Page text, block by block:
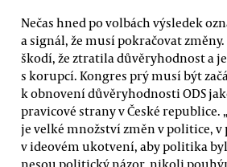
Nečas hned po volbách výsledek
a signál, že musí pokračovat
škodí, že ztratila důvěryhodnost a
s korupcí. Kongres prý musí být
k obnovení důvěryhodnosti ODS
pravicové strany v České republice.
je velké množství změn v politice, v
v ideovém ukotvení, aby politika